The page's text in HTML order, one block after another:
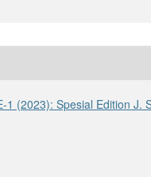
1 (2023): Spesial Edition J.